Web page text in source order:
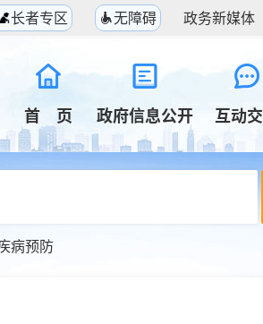
长者专区 无障碍 政务新媒体
首 页 政府信息公开 互动
病预防